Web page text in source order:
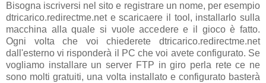
Bisogna iscriversi nel sito e registrare un nome, per esempio
dtricarico.redirectme.net e scaricaere il tool, installarlo sulla
macchina alla quale si vuole accedere e il gioco è fatto.
Ogni volta che voi chiederete dtricarico.redirectme.net
dall'esterno vi risponderà il PC che voi avete configurato. Se
vogliamo installare un server FTP in giro perla rete ce ne
sono molti gratuiti, una volta installato e configurato basterà